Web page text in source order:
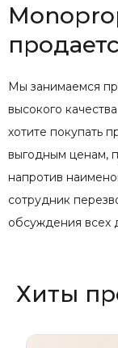
Мы занимаемся
высокого
хотите покупать
выгодным ценам,
напротив
сотрудник
обсуждения всех
Хиты